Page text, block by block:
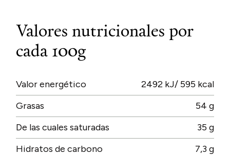
Valores nutricionales por
cada 100g
Valor energético
2492 kJ/ 595 kcal
Grasas
54 g
De las cuales saturadas
35 g
Hidratos de carbono
7,3 g